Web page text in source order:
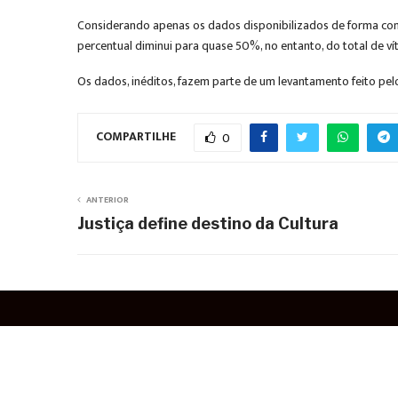
Considerando apenas os dados disponibilizados de forma
percentual diminui para quase 50%, no entanto, do total de
Os dados, inéditos, fazem parte de um levantamento feito
COMPARTILHE 0
ANTERIOR
Justiça define destino da Cultura